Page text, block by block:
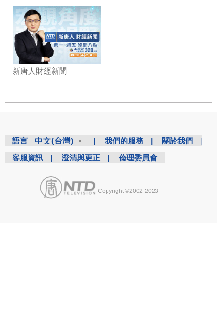
新唐人財經新聞
語言 中文(台灣) 我們的服務 關於我們
客服資訊 澄清與更正 倫理委員會
Copyright ©2002-2023